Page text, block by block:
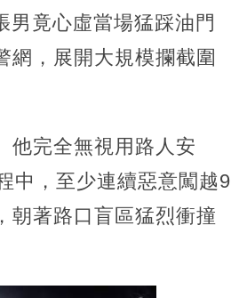
男竟心虛當場猛踩油門
網，展開大規模攔截圍
他完全無視用路人安
中，至少連續惡意闖越9
朝著路口盲區猛烈衝撞